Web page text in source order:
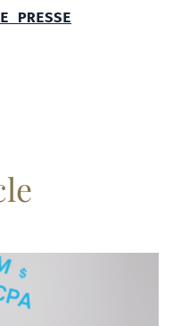
PRESSE